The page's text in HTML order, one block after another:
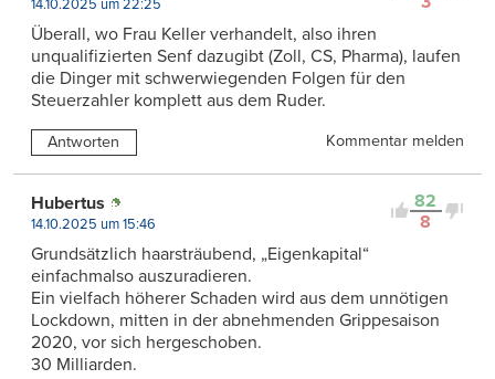
14.10.2025 um 22:25
Überall, wo Frau Keller verhandelt, also ihren
unqualifizierten Senf dazugibt (Zoll, CS, Pharma), laufen
die Dinger mit schwerwiegenden Folgen für den
Steuerzahler komplett aus dem Ruder.
Antworten Kommentar melden
82
8
Hubertus
14.10.2025 um 15:46
Grundsätzlich haarsträubend, „Eigenkapital“
einfachmalso auszuradieren.
Ein vielfach höherer Schaden wird aus dem unnötigen
Lockdown, mitten in der abnehmenden Grippesaison
2020, vor sich hergeschoben.
30 Milliarden.